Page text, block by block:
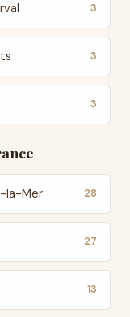
3
3
3
la-Mer 28
27
13